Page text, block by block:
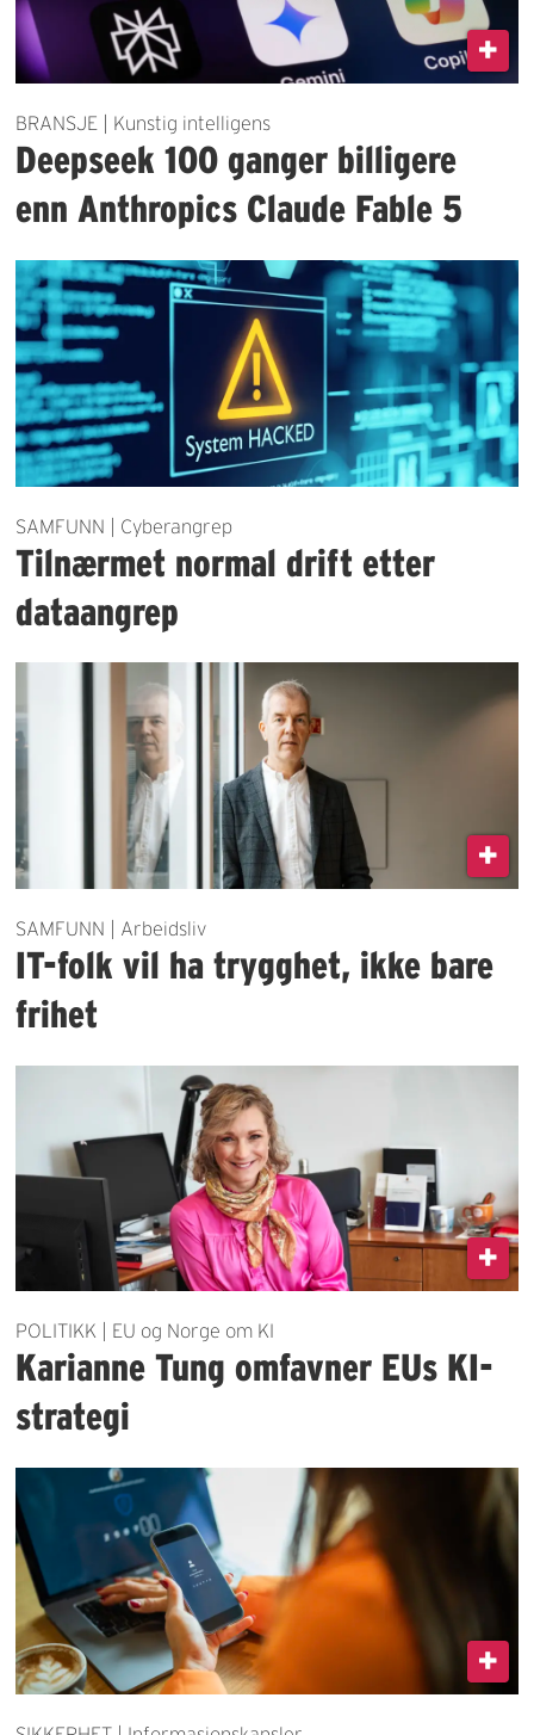
BRANSJE | Kunstig intelligens
Deepseek 100 ganger billigere
enn Anthropics Claude Fable 5
SAMFUNN | Cyberangrep
Tilnærmet normal drift etter
dataangrep
SAMFUNN | Arbeidsliv
IT-folk vil ha trygghet, ikke bare
frihet
POLITIKK | EU og Norge om KI
Karianne Tung omfavner EUs KI-
strategi